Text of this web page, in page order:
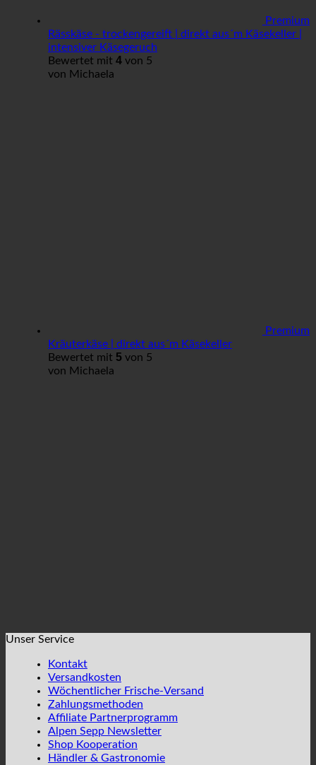
Premium
Rässkäse - trockengereift | direkt aus´m Käsekeller |
intensiver Käsegeruch
Bewertet mit 4 von 5
von Michaela
Premium
Kräuterkäse | direkt aus´m Käsekeller
Bewertet mit 5 von 5
von Michaela
Unser Service
Kontakt
Versandkosten
Wöchentlicher Frische-Versand
Zahlungsmethoden
Affiliate Partnerprogramm
Alpen Sepp Newsletter
Shop Kooperation
Händler & Gastronomie